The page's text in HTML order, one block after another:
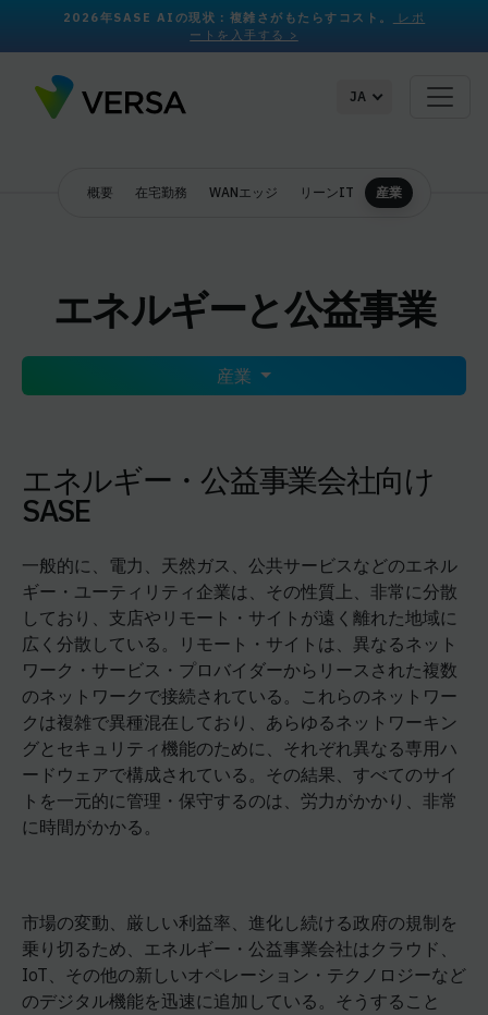
2026年SASE AIの現状：複雑さがもたらすコスト。
レポ
ートを入手する >
JA
概要 在宅勤務 WANエッジ リーンIT 産業
エネルギーと公益事業
産業
エネルギー・公益事業会社向け
SASE
一般的に、電力、天然ガス、公共サービスなどのエネル
ギー・ユーティリティ企業は、その性質上、非常に分散
しており、支店やリモート・サイトが遠く離れた地域に
広く分散している。リモート・サイトは、異なるネット
ワーク・サービス・プロバイダーからリースされた複数
のネットワークで接続されている。これらのネットワー
クは複雑で異種混在しており、あらゆるネットワーキン
グとセキュリティ機能のために、それぞれ異なる専用ハ
ードウェアで構成されている。その結果、すべてのサイ
トを一元的に管理・保守するのは、労力がかかり、非常
に時間がかかる。
市場の変動、厳しい利益率、進化し続ける政府の規制を
乗り切るため、エネルギー・公益事業会社はクラウド、
IoT、その他の新しいオペレーション・テクノロジーなど
のデジタル機能を迅速に追加している。そうすること